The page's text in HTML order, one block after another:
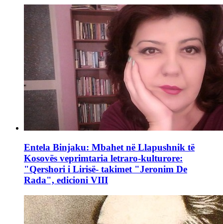
Entela Binjaku: Mbahet në Llapushnik të
Kosovës veprimtaria letraro-kulturore:
"Qershori i Lirisë- takimet "Jeronim De
Rada", edicioni VIII